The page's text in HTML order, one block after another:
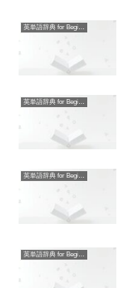
英単語辞典 for Beginners
英単語辞典 for Beginners
英単語辞典 for Beginners
英単語辞典 for Beginners